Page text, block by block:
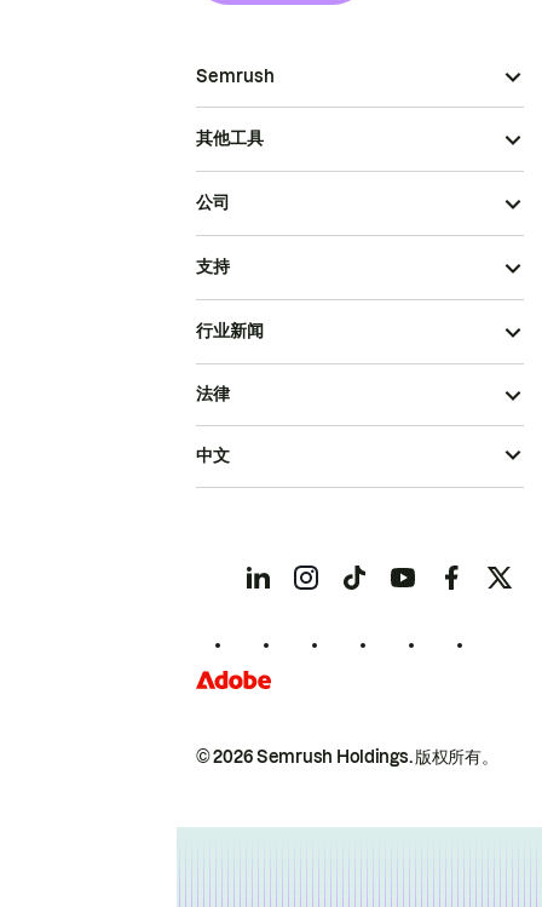
Semrush
其他工具
公司
支持
行业新闻
© 2026 Semrush Holdings.版权所有。
法律
中文